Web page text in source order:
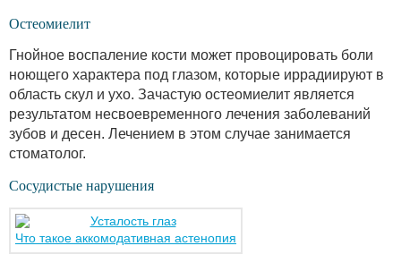
Остеомиелит
Гнойное воспаление кости может провоцировать боли
ноющего характера под глазом, которые иррадиируют в
область скул и ухо. Зачастую остеомиелит является
результатом несвоевременного лечения заболеваний
зубов и десен. Лечением в этом случае занимается
стоматолог.
Сосудистые нарушения
Что такое аккомодативная астенопия